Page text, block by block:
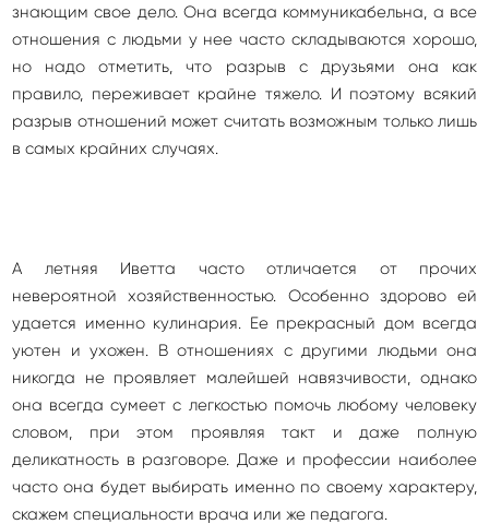
знающим свое дело. Она всегда коммуникабельна, а все
отношения с людьми у нее часто складываются хорошо,
но надо отметить, что разрыв с друзьями она как
правило, переживает крайне тяжело. И поэтому всякий
разрыв отношений может считать возможным только лишь
в самых крайних случаях.
А летняя Иветта часто отличается от прочих
невероятной хозяйственностью. Особенно здорово ей
удается именно кулинария. Ее прекрасный дом всегда
уютен и ухожен. В отношениях с другими людьми она
никогда не проявляет малейшей навязчивости, однако
она всегда сумеет с легкостью помочь любому человеку
словом, при этом проявляя такт и даже полную
деликатность в разговоре. Даже и профессии наиболее
часто она будет выбирать именно по своему характеру,
скажем специальности врача или же педагога.